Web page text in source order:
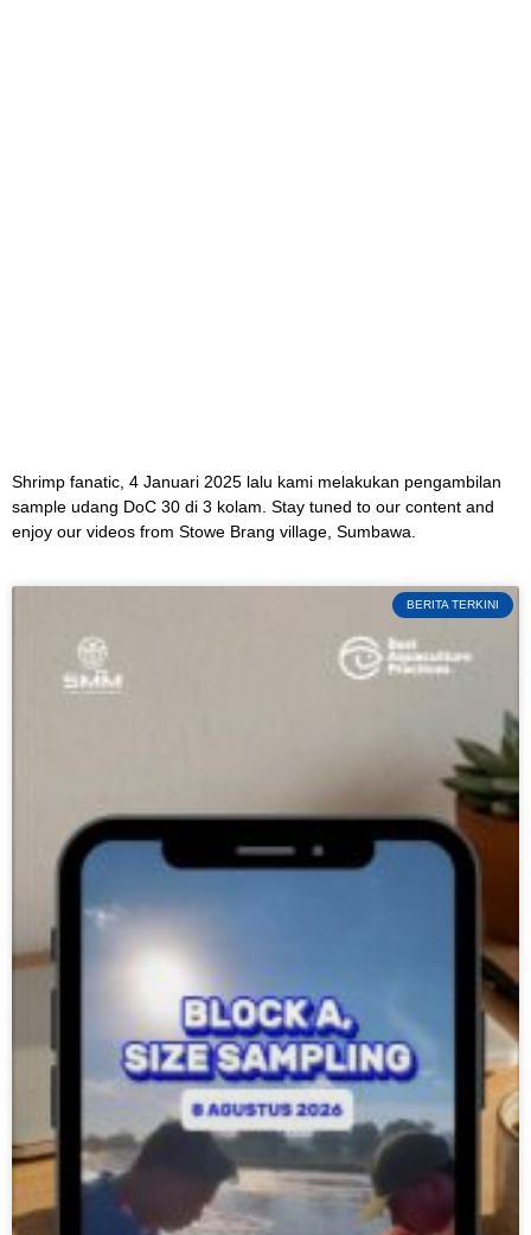
Shrimp fanatic, 4 Januari 2025 lalu kami melakukan pengambilan
sample udang DoC 30 di 3 kolam. Stay tuned to our content and
enjoy our videos from Stowe Brang village, Sumbawa.
BERITA TERKINI